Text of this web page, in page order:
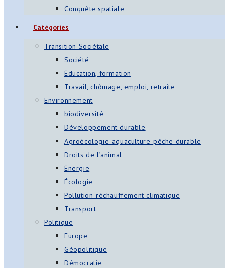
Conquête spatiale
Catégories
Transition Sociétale
Société
Éducation, formation
Travail, chômage, emploi, retraite
Environnement
biodiversité
Développement durable
Agroécologie-aquaculture-pêche durable
Droits de l’animal
Énergie
Écologie
Pollution-réchauffement climatique
Transport
Politique
Europe
Géopolitique
Démocratie